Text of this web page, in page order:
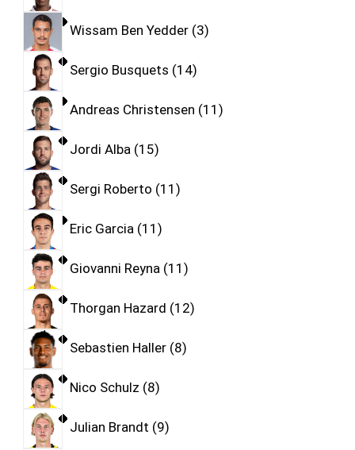
Wissam Ben Yedder 3
Sergio Busquets 14
Andreas Christensen 11
Jordi Alba 15
Sergi Roberto 11
Eric Garcia 11
Giovanni Reyna 11
Thorgan Hazard 12
Sebastien Haller 8
Nico Schulz 8
Julian Brandt 9